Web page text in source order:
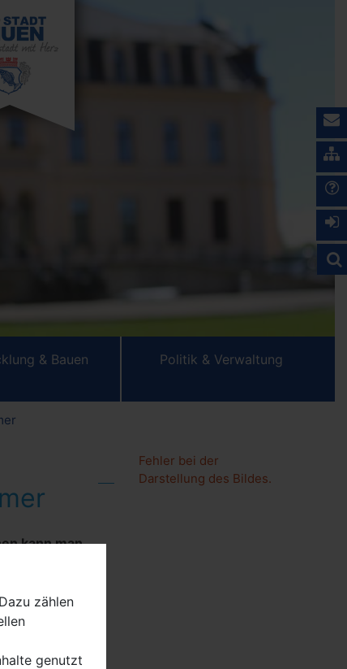
zählen
genutzt
& Bauen Politik & Verwaltung
kann man
In
von
eigenes Bild
Fehler bei der
Darstellung des Bildes.